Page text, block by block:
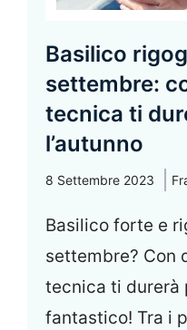
Basilico
settembre:
tecnica ti
l’autunno
8 Settembre 2023
Basilico forte e
settembre? Con
tecnica ti durerà
fantastico! Tra i